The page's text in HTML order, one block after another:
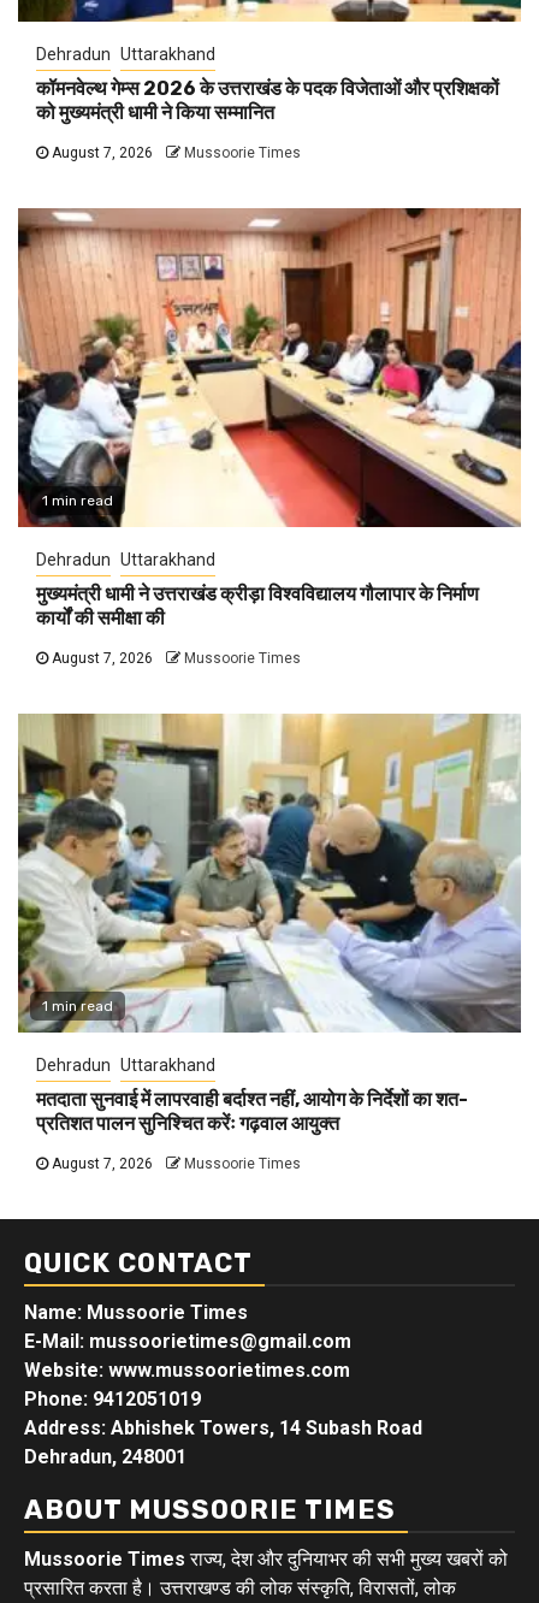
Dehradun Uttarakhand
कॉमनवेल्थ गेम्स 2026 के उत्तराखंड के पदक विजेताओं और प्रशिक्षकों
को मुख्यमंत्री धामी ने किया सम्मानित
August 7, 2026 Mussoorie Times
1 min read
Dehradun Uttarakhand
मुख्यमंत्री धामी ने उत्तराखंड क्रीड़ा विश्वविद्यालय गौलापार के निर्माण
कार्यों की समीक्षा की
August 7, 2026 Mussoorie Times
1 min read
Dehradun Uttarakhand
मतदाता सुनवाई में लापरवाही बर्दाश्त नहीं, आयोग के निर्देशों का शत-
प्रतिशत पालन सुनिश्चित करेंः गढ़वाल आयुक्त
August 7, 2026 Mussoorie Times
QUICK CONTACT
Name: Mussoorie Times
E-Mail: mussoorietimes@gmail.com
Website: www.mussoorietimes.com
Phone: 9412051019
Address: Abhishek Towers, 14 Subash Road
Dehradun, 248001
ABOUT MUSSOORIE TIMES
Mussoorie Times राज्य, देश और दुनियाभर की सभी मुख्य खबरों को
प्रसारित करता है। उत्तराखण्ड की लोक संस्कृति, विरासतों, लोक